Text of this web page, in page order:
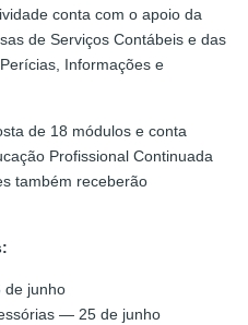
conta com o apoio da
de Serviços Contábeis e das
Informações e
de 18 módulos e conta
Profissional Continuada
também receberão
junho
— 25 de junho